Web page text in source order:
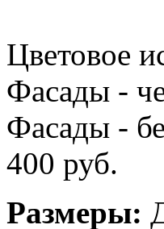
Цветовое
Фасады -
Фасады -
400 руб.
Размеры: